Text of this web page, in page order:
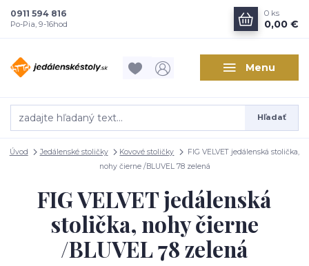
Menu
Hľadať
0911 594 816
Po-Pia, 9-16hod
0 ks
0,00 €
Úvod Jedálenské stoličky Kovové stoličky
FIG VELVET jedálenská stolička,
nohy čierne /BLUVEL 78 zelená
FIG VELVET jedálenská
stolička, nohy čierne
/BLUVEL 78 zelená